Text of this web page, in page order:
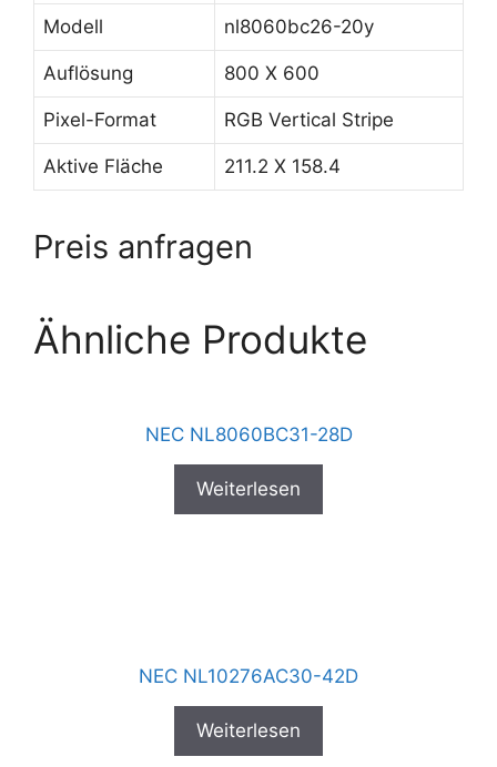
Modell nl8060bc26-20y
Auflösung 800 X 600
Pixel-Format RGB Vertical Stripe
Aktive Fläche 211.2 X 158.4
Preis anfragen
Ähnliche Produkte
NEC NL8060BC31-28D
Weiterlesen
NEC NL10276AC30-42D
Weiterlesen